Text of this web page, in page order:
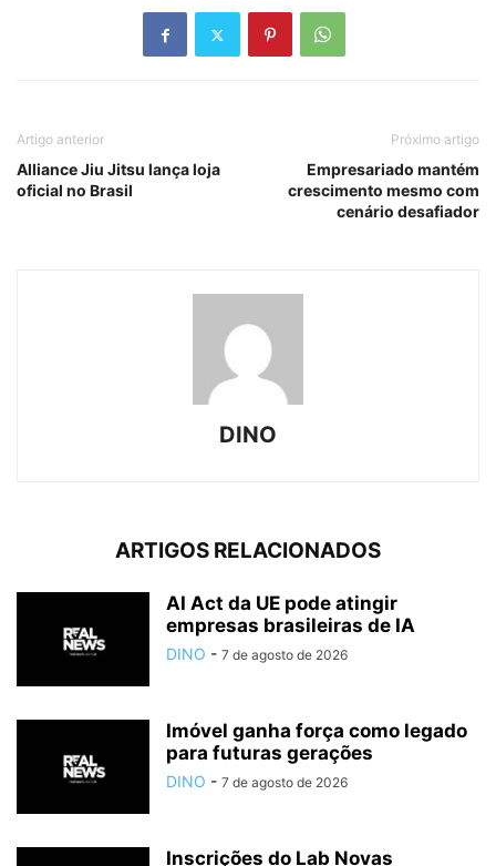
Artigo anterior
Alliance Jiu Jitsu lança loja
oficial no Brasil
Próximo artigo
Empresariado mantém
crescimento mesmo com
cenário desafiador
DINO
ARTIGOS RELACIONADOS
AI Act da UE pode atingir
empresas brasileiras de IA
DINO - 7 de agosto de 2026
Imóvel ganha força como legado
para futuras gerações
DINO - 7 de agosto de 2026
Inscrições do Lab Novas